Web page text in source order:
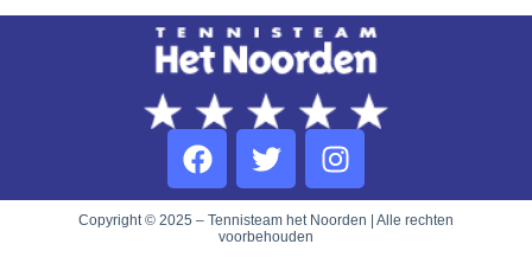
Copyright © 2025 – Tennisteam het Noorden | Alle rechten
voorbehouden